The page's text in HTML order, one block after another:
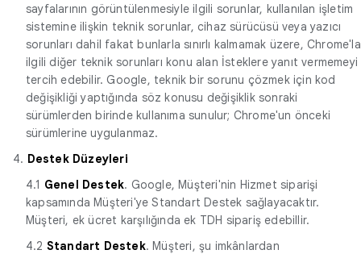
sayfalarının görüntülenmesiyle ilgili sorunlar, kullanılan işletim
sistemine ilişkin teknik sorunlar, cihaz sürücüsü veya yazıcı
sorunları dahil fakat bunlarla sınırlı kalmamak üzere, Chrome'la
ilgili diğer teknik sorunları konu alan İsteklere yanıt vermemeyi
tercih edebilir. Google, teknik bir sorunu çözmek için kod
değişikliği yaptığında söz konusu değişiklik sonraki
sürümlerden birinde kullanıma sunulur; Chrome'un önceki
sürümlerine uygulanmaz.
4. Destek Düzeyleri
4.1 Genel Destek. Google, Müşteri'nin Hizmet siparişi
kapsamında Müşteri'ye Standart Destek sağlayacaktır.
Müşteri, ek ücret karşılığında ek TDH sipariş edebillir.
4.2 Standart Destek. Müşteri, şu imkânlardan